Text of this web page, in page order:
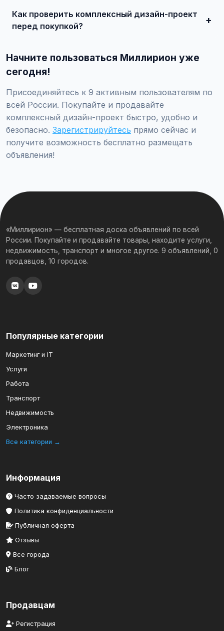
необходимости воспользуйтесь платным продвижением
— ваше объявление поднимется в топ.
Как проверить комплексный дизайн-проект
перед покупкой?
технического состояния и проверки пробега.
Начните пользоваться Миллирион уже
сегодня!
Присоединяйтесь к 9 активным пользователям по
всей России. Покупайте и продавайте
комплексный дизайн-проект быстро, удобно и
безопасно. Зарегистрируйтесь прямо сейчас и
получите возможность бесплатно размещать
объявления!
«Миллирион» — бесплатная доска объявлений по всей
России. Покупайте и продавайте товары, находите услуги,
недвижимость, транспорт и многое другое. 9 объявлений, 0
продавцов, 10 городов.
Популярные категории
Маркетинг и IT
Услуги
Работа
Транспорт
Недвижимость
Электроника
Все категории →
Информация
Часто задаваемые вопросы
Политика конфиденциальности
Публичная оферта
Отзывы
Все города
Блог
Продавцам
Регистрация